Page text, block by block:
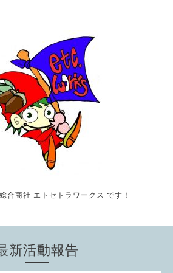
合商社 エトセトラワークス です！
新活動報告